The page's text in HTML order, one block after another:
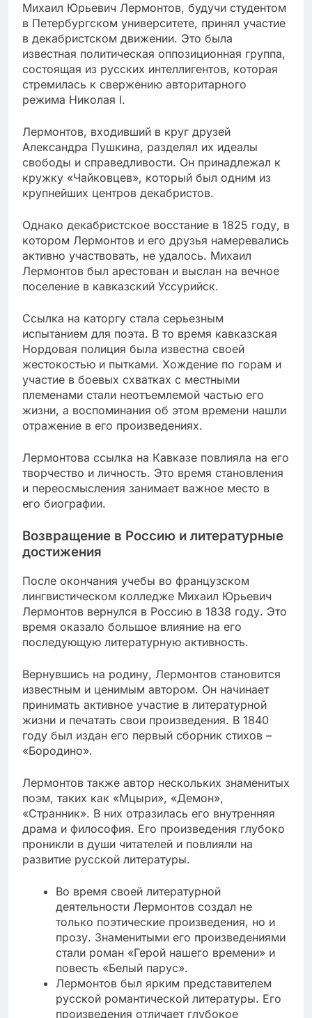
Михаил Юрьевич Лермонтов, будучи студентом
в Петербургском университете, принял участие
в декабристском движении. Это была
известная политическая оппозиционная группа,
состоящая из русских интеллигентов, которая
стремилась к свержению авторитарного
режима Николая I.
Лермонтов, входивший в круг друзей
Александра Пушкина, разделял их идеалы
свободы и справедливости. Он принадлежал к
кружку «Чайковцев», который был одним из
крупнейших центров декабристов.
Однако декабристское восстание в 1825 году, в
котором Лермонтов и его друзья намеревались
активно участвовать, не удалось. Михаил
Лермонтов был арестован и выслан на вечное
поселение в кавказский Уссурийск.
Ссылка на каторгу стала серьезным
испытанием для поэта. В то время кавказская
Нордовая полиция была известна своей
жестокостью и пытками. Хождение по горам и
участие в боевых схватках с местными
племенами стали неотъемлемой частью его
жизни, а воспоминания об этом времени нашли
отражение в его произведениях.
Лермонтова ссылка на Кавказе повлияла на его
творчество и личность. Это время становления
и переосмысления занимает важное место в
его биографии.
Возвращение в Россию и литературные
достижения
После окончания учебы во французском
лингвистическом колледже Михаил Юрьевич
Лермонтов вернулся в Россию в 1838 году. Это
время оказало большое влияние на его
последующую литературную активность.
Вернувшись на родину, Лермонтов становится
известным и ценимым автором. Он начинает
принимать активное участие в литературной
жизни и печатать свои произведения. В 1840
году был издан его первый сборник стихов –
«Бородино».
Лермонтов также автор нескольких знаменитых
поэм, таких как «Мцыри», «Демон»,
«Странник». В них отразилась его внутренняя
драма и философия. Его произведения глубоко
проникли в души читателей и повлияли на
развитие русской литературы.
Во время своей литературной
деятельности Лермонтов создал не
только поэтические произведения, но и
прозу. Знаменитыми его произведениями
стали роман «Герой нашего времени» и
повесть «Белый парус».
Лермонтов был ярким представителем
русской романтической литературы. Его
произведения отличает глубокое